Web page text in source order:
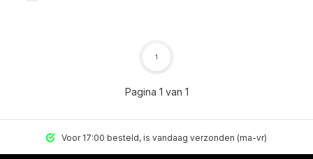
Pagina 1 van 1
1
Voor 17:00 besteld, is vandaag verzonden (ma-vr)